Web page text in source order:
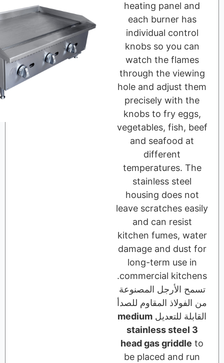
heating
each
individual
knobs so
watch the
through the
hole and
precisely
knobs to
vegetables,
and
stainless
housing
leave
and can
kitchen
damage and
long-term
commercial
المصنوعة
المقاوم للصدأ
medium
stainless
head gas
be placed